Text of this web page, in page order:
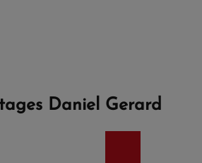
Daniel Gerard